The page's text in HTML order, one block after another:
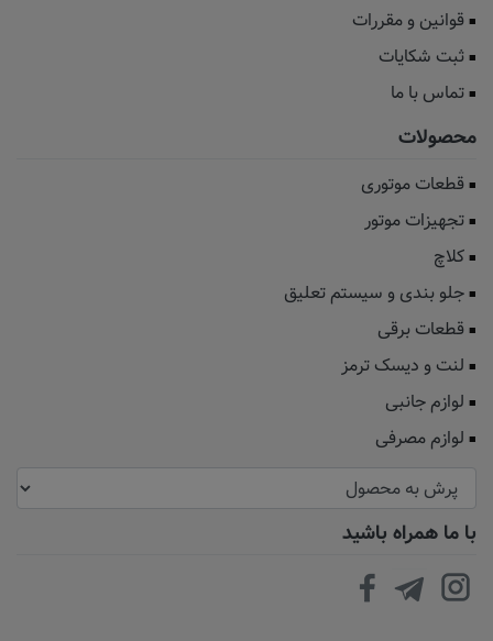
قوانین و مقررات
ثبت شکایات
تماس با ما
محصولات
قطعات موتوری
تجهیزات موتور
کلاچ
جلو بندی و سیستم تعلیق
قطعات برقی
لنت و دیسک ترمز
لوازم جانبی
لوازم مصرفی
با ما همراه باشید